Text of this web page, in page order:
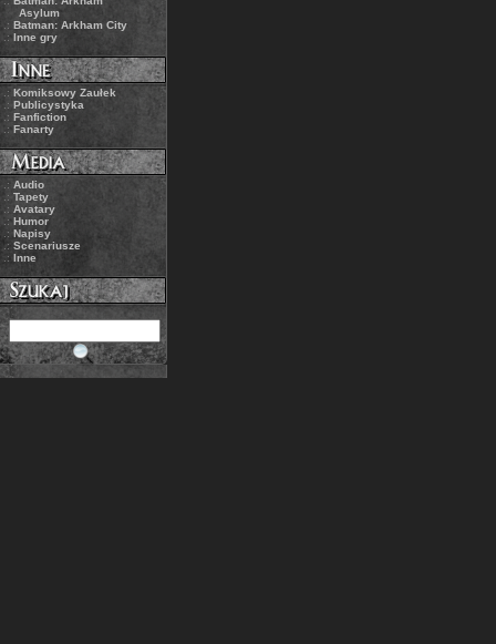
Asylum
.: Batman: Arkham City
.:Inne gry
.: Komiksowy Zaułek
.: Publicystyka
.: Fanfiction
.:Fanarty
.: Audio
.: Tapety
.: Avatary
.:Humor
.: Napisy
.: Scenariusze
.: Inne